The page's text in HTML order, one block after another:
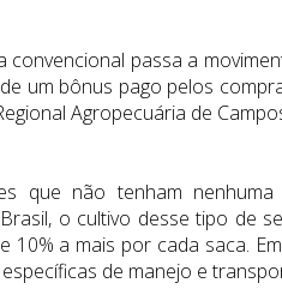
convencional passa a
um bônus pago pelos
Agropecuária de
que não tenham
o cultivo desse tipo de
10% a mais por cada saca.
de manejo e